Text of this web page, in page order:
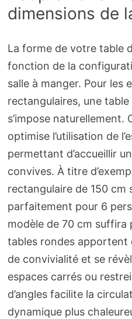
dimensions de
La forme de votre table
fonction de la
salle à manger. Pour les
rectangulaires, une
s’impose naturellement.
optimise l’utilisation de
permettant d’accueillir
convives. À titre
rectangulaire de 150 cm
parfaitement pour 6
modèle de 70 cm suffira
tables rondes apportent
de convivialité et se
espaces carrés ou
d’angles facilite la
dynamique plus